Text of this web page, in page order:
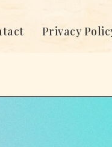
Privacy